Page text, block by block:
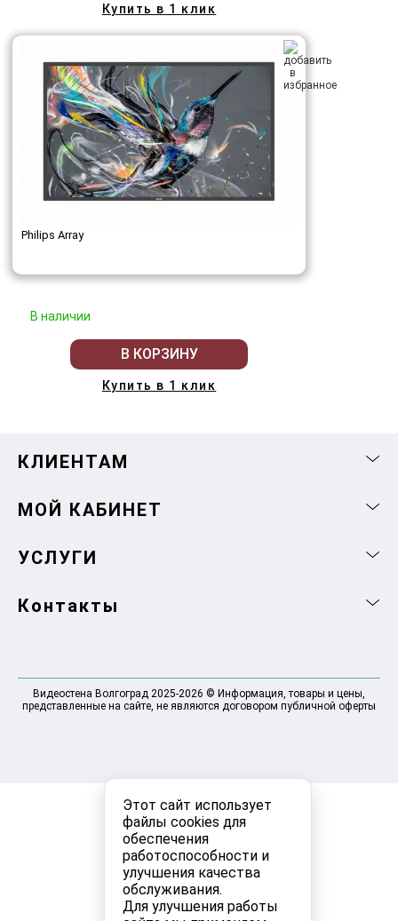
Этот сайт использует
файлы cookies для
обеспечения
работоспособности и
улучшения качества
обслуживания.
Для улучшения работы
Купить в 1 клик
Philips Array
В наличии
В КОРЗИНУ
Купить в 1 клик
КЛИЕНТАМ
МОЙ КАБИНЕТ
УСЛУГИ
Контакты
Видеостена Волгоград 2025-2026 © Информация, товары и цены,
представленные на сайте, не являются договором публичной оферты